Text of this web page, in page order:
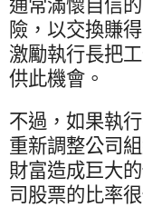
通常滿懷自信
險，以交換賺
激勵執行長把
供此機會。
不過，如果執
重新調整公司
財富造成巨大
司股票的比率